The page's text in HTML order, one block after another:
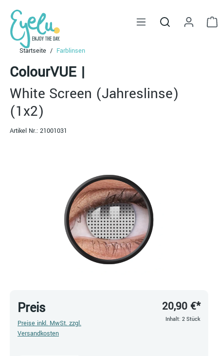
springen
Startseite Farblinsen
ColourVUE |
White Screen (Jahreslinse)
(1x2)
Artikel Nr.: 21001031
Preis
Preise inkl. MwSt. zzgl.
Versandkosten
20,90 €*
Inhalt: 2 Stück